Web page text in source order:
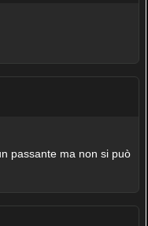
passante ma non si può